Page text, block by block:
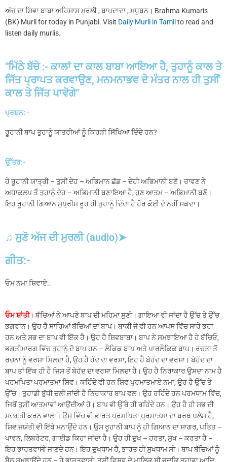
ਅੱਜ ਦਾ ਸ਼ਿਵਾ ਬਾਬਾ ਅਹਿਸਾਸ ਮੁਰਲੀ , ਬਾਪਦਾਦਾ , ਮਧੂਬਨ। Brahma Kumaris
(BK) Murli for today in Punjabi. Visit Daily Murli in Tamil to read and
listen daily murlis.
"ਮਿੱਠੇ ਬੱਚੇ :- ਕਾਲਾਂ ਦਾ ਕਾਲ ਬਾਬਾ ਆਇਆ ਹੈ, ਤੁਹਾਨੂੰ ਕਾਲ ਤੇ
ਜਿੱਤ ਪ੍ਰਾਪਤ ਕਰਵਾਉਣ, ਮਨਮਨਾਭਵ ਦੇ ਮੰਤਰ ਨਾਲ ਹੀ ਤੁਸੀਂ
ਕਾਲ ਤੇ ਜਿੱਤ ਪਾਵੋਗੇ"
ਪ੍ਰਸ਼ਨ: -
ਰੂਹਾਨੀ ਬਾਪ ਤੁਹਾਨੂੰ ਯਾਤਰੀਆਂ ਨੂੰ ਕਿਹੜੀ ਸਿੱਖਿਆ ਦਿੰਦੇ ਹਨ?
ਉੱਤਰ:-
ਹੇ ਰੂਹਾਨੀ ਯਾਤ੍ਰੀ – ਤੁਸੀਂ ਦੇਹ – ਅਭਿਮਾਨ ਛੱਡ – ਦੇਹੀ ਅਭਿਮਾਨੀ ਬਣੋ। ਰਾਵਣ ਨੇ
ਅਧਾਕਲਪ ਤੋੰ ਤੁਹਾਨੂੰ ਦੇਹ – ਅਭਿਮਾਨੀ ਬਣਾਇਆ ਹੈ, ਹੁਣ ਆਤਮ – ਅਭਿਮਾਨੀ ਬਣੋਂ।
ਇਹ ਰੂਹਾਨੀ ਗਿਆਨ ਸੁਪ੍ਰੀਮ ਰੂਹ ਹੀ ਤੁਹਾਨੂੰ ਦਿੰਦਾ ਹੈ ਹੋਰ ਕੋਈ ਦੇ ਨਹੀਂ ਸਕਦਾ।
♫ ਸੁਣੋ ਅੱਜ ਦੀ ਮੁਰਲੀ (audio)➤
ਗੀਤ:-
ਓਮ ਨਮਾ ਸ਼ਿਵਾਏ..
ਓਮ ਸ਼ਾਂਤੀ। ਬੱਚਿਆਂ ਨੇ ਆਪਣੇ ਬਾਪ ਦੀ ਮਹਿਮਾ ਸੁਣੀ। ਗਾਇਆ ਵੀ ਜਾਂਦਾ ਹੈ ਉੱਚ ਤੇ ਉੱਚ
ਭਗਵਾਨ। ਉਹ ਹੈ ਸਾਰਿਆਂ ਬੱਚਿਆਂ ਦਾ ਬਾਪ। ਬਾਕੀ ਜੋ ਵੀ ਹਨ ਆਪਸ ਵਿੱਚ ਸਾਰੇ ਭਰਾ
ਹਨ ਅਤੇ ਸਭ ਦਾ ਬਾਪ ਵੀ ਇੱਕ ਹੈ। ਉਹ ਹੈ ਸ਼ਿਵਬਾਬਾ। ਬਾਪ ਨੇ ਸਮਝਾਇਆ ਹੈ ਹੇ ਬੱਚਿਓ,
ਭਗਤੀਮਾਰਗ ਵਿੱਚ ਤੁਹਾਨੂੰ ਦੋ ਬਾਪ ਹਨ – ਲੌਕਿਕ ਬਾਪ ਅਤੇ ਪਾਰਲੌਕਿਕ ਬਾਪ। ਰਚਤਾ ਤੋਂ
ਰਚਨਾ ਨੂੰ ਵਰਸਾ ਮਿਲਦਾ ਹੈ, ਉਹ ਹੈ ਹੱਦ ਦਾ ਵਰਸਾ, ਇਹ ਹੈ ਬੇਹੱਦ ਦਾ ਵਰਸਾ। ਬੇਹੱਦ ਦਾ
ਬਾਪ ਤਾਂ ਇੱਕ ਹੀ ਹੈ ਜਿਸ ਤੋਂ ਬੇਹੱਦ ਦਾ ਵਰਸਾ ਮਿਲਦਾ ਹੈ। ਉਹ ਹੈ ਨਿਰਾਕਾਰ ਉਸਦਾ ਨਾਮ ਹੈ
ਪਰਮਪਿਤਾ ਪਰਮਾਤਮਾ ਸ਼ਿਵ। ਕਹਿੰਦੇ ਵੀ ਹਨ ਸ਼ਿਵ ਪ੍ਰਮਾਤਮਾਏ ਨਮਾ, ਉਹ ਹੈ ਉੱਚ ਤੇ
ਉੱਚ। ਤੁਹਾਡੀ ਬੁੱਧੀ ਚਲੀ ਜਾਂਦੀ ਹੈ ਨਿਰਾਕਾਰ ਬਾਪ ਵਲ। ਉਹ ਰਹਿੰਦੇ ਹਨ ਪਰਮਧਾਮ ਵਿੱਚ,
ਜਿਥੋਂ ਤੁਸੀਂ ਆਤਮਾਵਾਂ ਆਉਂਦੀਆਂ ਹੋ। ਬਾਪ ਵੀ ਉੱਥੇ ਹੀ ਰਹਿੰਦੇ ਹਨ। ਉਹ ਹੈ ਹੀ ਸਭ ਦੀ
ਸਦਗਤੀ ਕਰਨ ਵਾਲਾ। ਉਸ ਵਿੱਚ ਵੀ ਭਾਰਤ ਪਰਮਪਿਤਾ ਪ੍ਰਮਾਤਮਾ ਦਾ ਬਰਥ ਪਲੇਸ ਹੈ,
ਸ਼ਿਵ ਜਯੰਤੀ ਵੀ ਇੱਥੇ ਮਨਾਉਂਦੇ ਹਨ। ਉਸ ਰੂਹਾਨੀ ਬਾਪ ਨੂੰ ਹੀ ਗਿਆਨ ਦਾ ਸਾਗਰ, ਪਤਿਤ –
ਪਾਵਨ, ਲਿਬਰੇਟਰ, ਗਾਈਡ ਕਿਹਾ ਜਾਂਦਾ ਹੈ। ਉਹ ਹੀ ਦੁਖ – ਹਰਤਾ, ਸੁਖ – ਕਰਤਾ ਹੈ –
ਇਹ ਭਾਰਤਵਾਸੀ ਜਾਣਦੇ ਹਨ। ਇਹ ਦੁਖਧਾਮ ਹੈ, ਭਾਰਤ ਹੀ ਸੁਖਧਾਮ ਸੀ। ਬਾਪ ਬੱਚਿਆਂ ਨੂੰ